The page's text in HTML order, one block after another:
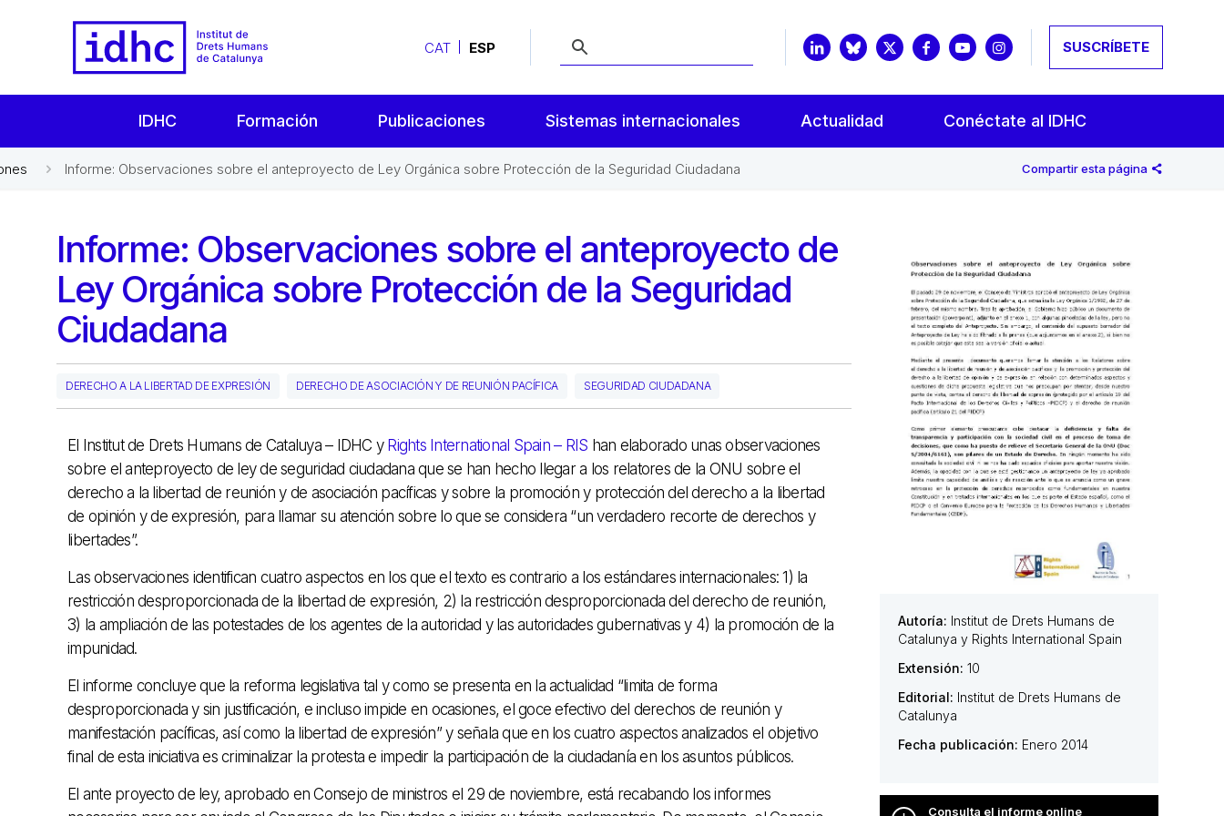
CAT ESP SUSCRÍBETE
IDHC Formación Publicaciones Sistemas internacionales Actualidad Conéctate al IDHC
Informe: Observaciones sobre el anteproyecto de Ley Orgánica sobre Protección de la Seguridad Ciudadana Compartir esta página
Informe: Observaciones sobre el anteproyecto de
Ley Orgánica sobre Protección de la Seguridad
Ciudadana
DERECHO A LA LIBERTAD DE EXPRESIÓN DERECHO DE ASOCIACIÓN Y DE REUNIÓN PACÍFICA SEGURIDAD CIUDADANA
El Institut de Drets Humans de Cataluya – IDHC y Rights International Spain – RIS han elaborado unas observaciones
sobre el anteproyecto de ley de seguridad ciudadana que se han hecho llegar a los relatores de la ONU sobre el
derecho a la libertad de reunión y de asociación pacíficas y sobre la promoción y protección del derecho a la libertad
de opinión y de expresión, para llamar su atención sobre lo que se considera “un verdadero recorte de derechos y
libertades”.
Las observaciones identifican cuatro aspectos en los que el texto es contrario a los estándares internacionales: 1) la
restricción desproporcionada de la libertad de expresión, 2) la restricción desproporcionada del derecho de reunión,
3) la ampliación de las potestades de los agentes de la autoridad y las autoridades gubernativas y 4) la promoción de la
impunidad.
El informe concluye que la reforma legislativa tal y como se presenta en la actualidad “limita de forma
desproporcionada y sin justificación, e incluso impide en ocasiones, el goce efectivo del derechos de reunión y
manifestación pacíficas, así como la libertad de expresión” y señala que en los cuatro aspectos analizados el objetivo
final de esta iniciativa es criminalizar la protesta e impedir la participación de la ciudadanía en los asuntos públicos.
El ante proyecto de ley, aprobado en Consejo de ministros el 29 de noviembre, está recabando los informes
Autoría: Institut de Drets Humans de
Catalunya y Rights International Spain
Extensión: 10
Editorial: Institut de Drets Humans de
Catalunya
Fecha publicación: Enero 2014
Consulta el informe online